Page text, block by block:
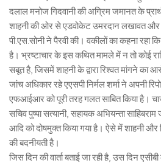
दलाल मनोज गिदवानी की अग्रिम जमानत के
शाहनी की ओर से एडवोकेट उमरदान लखावत और
पी.एस.सोनी ने पैरवी की। वकीलों का कहना रहा कि
है। भ्रष्टाचार के इस कथित मामले में न तो कोई
सबूत है, जिसमें शाहनी के द्वारा रिश्वत मांगने का
जांच अधिकार रहे एएसपी निर्मल शर्मा ने अपनी
एफआईआर को पूरी तरह गलत साबित किया है।
सचिव पुष्पा सत्यानी, सहायक अभियन्ता
आदि को दोषमुक्त किया गया है। ऐसे में शाहनी और
की बदनीयती है।
जिस दिन की वार्ता बताई जा रही है, उस दिन